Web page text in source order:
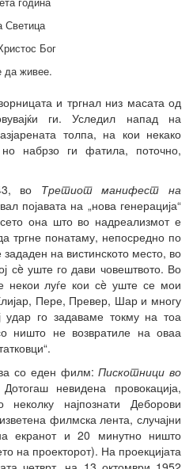
Светица
Бог
да живее.
и тргнал низ масата од
ги. Уследил напад на
толпа, на кои некако
набрзо ги фатила, поточно,
во Третиот манифест на
појавата на „нова генерација“
она што во надреализмот е
тргне понатаму, непосредно по
на вистинското место, во
сè уште го дави човештвото. Во
некои луѓе кои сè уште се мои
Пере, Превер, Шар и многу
удар го задаваме токму на тоа
ништо не возвратиле на оваа
со еден филм:Пискотници во
невидена провокација,
најпознати Деборови
филмска лента, случајни
екранот и 20 минутно ништо
на проекторот). На проекцијата